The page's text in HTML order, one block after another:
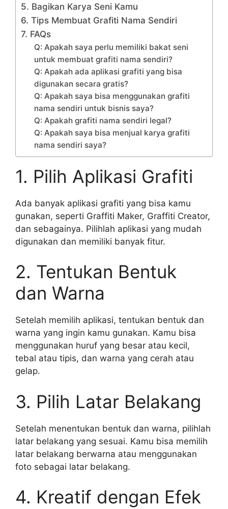
5. Bagikan Karya Seni Kamu
6. Tips Membuat Grafiti Nama Sendiri
7. FAQs
Q: Apakah saya perlu memiliki bakat seni
untuk membuat grafiti nama sendiri?
Q: Apakah ada aplikasi grafiti yang bisa
digunakan secara gratis?
Q: Apakah saya bisa menggunakan grafiti
nama sendiri untuk bisnis saya?
Q: Apakah grafiti nama sendiri legal?
Q: Apakah saya bisa menjual karya grafiti
nama sendiri saya?
1. Pilih Aplikasi Grafiti
Ada banyak aplikasi grafiti yang bisa kamu
gunakan, seperti Graffiti Maker, Graffiti Creator,
dan sebagainya. Pilihlah aplikasi yang mudah
digunakan dan memiliki banyak fitur.
2. Tentukan Bentuk
dan Warna
Setelah memilih aplikasi, tentukan bentuk dan
warna yang ingin kamu gunakan. Kamu bisa
menggunakan huruf yang besar atau kecil,
tebal atau tipis, dan warna yang cerah atau
gelap.
3. Pilih Latar Belakang
Setelah menentukan bentuk dan warna, pilihlah
latar belakang yang sesuai. Kamu bisa memilih
latar belakang berwarna atau menggunakan
foto sebagai latar belakang.
4. Kreatif dengan Efek